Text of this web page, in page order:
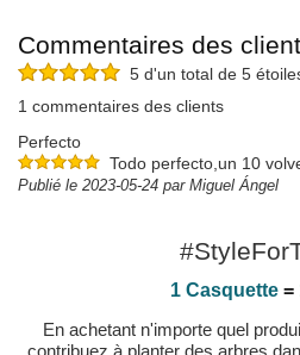
Commentaires des
5 d'un total de 5
1 commentaires des clients
Perfecto
Todo perfecto,un 10
Publié le 2023-05-24 par Miguel Ángel
1 Casquette=
En achetant n'importe quel